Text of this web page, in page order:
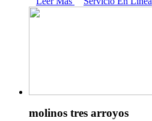
molinos tres arroyos